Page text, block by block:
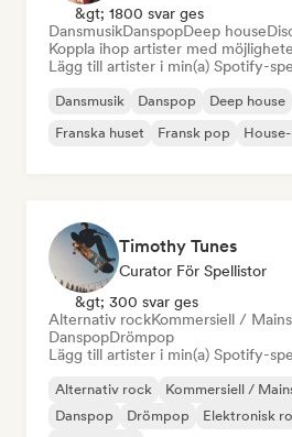
&gt; 1800 svar ges
DansmusikDanspopDeep house
Koppla ihop artister med
Lägg till artister i min(a) Spotify-
Dansmusik Danspop Deep house
Franska huset
Fransk pop
Timothy Tunes
Curator För Spellistor
&gt; 300 svar ges
Alternativ rockKommersiell /
DanspopDrömpop
Lägg till artister i min(a) Spotify-
Alternativ rock Kommersiell /
Danspop
Drömpop Elektronisk